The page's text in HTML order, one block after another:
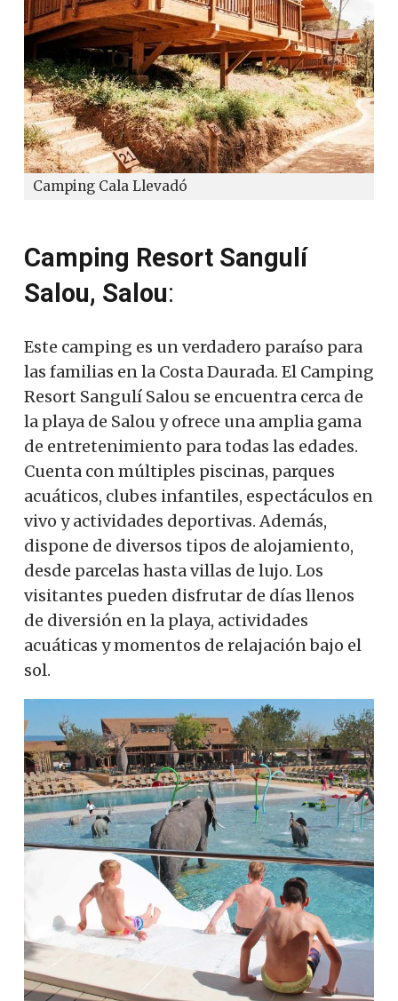
Camping Cala Llevadó
Camping Resort Sangulí
Salou, Salou:
Este camping es un verdadero paraíso para
las familias en la Costa Daurada. El Camping
Resort Sangulí Salou se encuentra cerca de
la playa de Salou y ofrece una amplia gama
de entretenimiento para todas las edades.
Cuenta con múltiples piscinas, parques
acuáticos, clubes infantiles, espectáculos en
vivo y actividades deportivas. Además,
dispone de diversos tipos de alojamiento,
desde parcelas hasta villas de lujo. Los
visitantes pueden disfrutar de días llenos
de diversión en la playa, actividades
acuáticas y momentos de relajación bajo el
sol.